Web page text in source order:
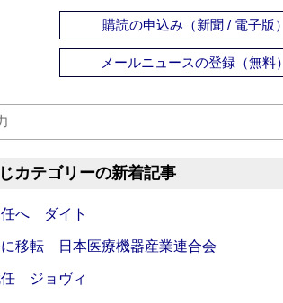
購読の申込み（新聞 / 電子版）
メールニュースの登録（無料）
カテゴリーの新着記事
任へ ダイト
移転 日本医療機器産業連合会
任 ジョヴィ